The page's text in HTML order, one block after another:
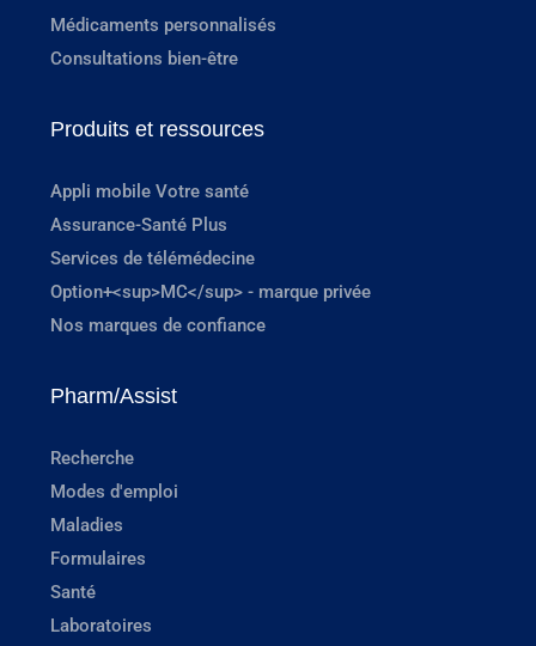
Médicaments personnalisés
Consultations bien-être
Produits et ressources
Appli mobile Votre santé
Assurance-Santé Plus
Services de télémédecine
Option+<sup>MC</sup> - marque privée
Nos marques de confiance
Pharm/Assist
Recherche
Modes d'emploi
Maladies
Formulaires
Santé
Laboratoires